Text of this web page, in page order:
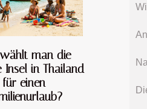
man die
Insel in Thailand
für einen